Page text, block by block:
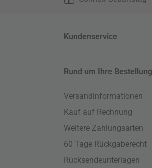
Kundenservice
Rund um Ihre Bestellung
Versandinformationen
Kauf auf Rechnung
Weitere Zahlungsarten
60 Tage Rückgaberecht
Rücksendeunterlagen